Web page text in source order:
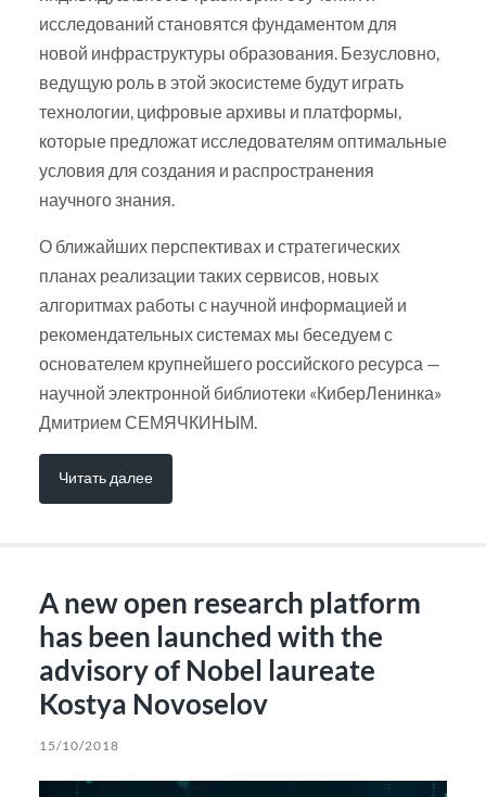
исследований становятся фундаментом для
новой инфраструктуры образования. Безусловно,
ведущую роль в этой экосистеме будут играть
технологии, цифровые архивы и платформы,
которые предложат исследователям оптимальные
условия для создания и распространения
научного знания.
О ближайших перспективах и стратегических
планах реализации таких сервисов, новых
алгоритмах работы с научной информацией и
рекомендательных системах мы беседуем с
основателем крупнейшего российского ресурса —
научной электронной библиотеки «КиберЛенинка»
Дмитрием СЕМЯЧКИНЫМ.
Читать далее
A new open research platform
has been launched with the
advisory of Nobel laureate
Kostya Novoselov
15/10/2018